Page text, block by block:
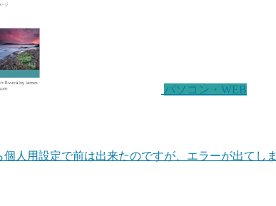
パソコン・WEB
人用設定で前は出来たのですが、エラーが出てしま